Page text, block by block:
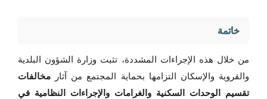
خاتمة
من خلال هذه الإجراءات المشددة، تثبت وزارة الشؤون البلدية
والقروية والإسكان التزامها بحماية المجتمع من آثار مخالفات
تقسيم الوحدات السكنية والغرامات والإجراءات النظامية في